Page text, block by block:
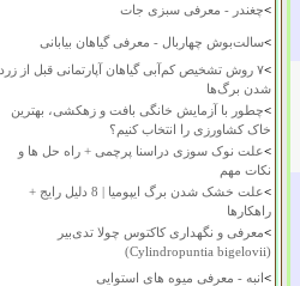
>چغندر - معرفی سبزی جات
>سالت‌بوش چهاربال - معرفی گیاهان بیابانی
>
۷ روش تشخیص کم‌آبی گیاهان آپارتمانی قبل از زرد
شدن برگ‌ها
>چطور با آزمایش خانگی بافت و زهکشی، بهترین
خاک کشاورزی را انتخاب کنیم؟
>علت نوک سوزی دراسنا پرچمی + راه حل ها و
نکات مهم
>
علت خشک شدن برگ ایپومیا | 8 دلیل رایج +
راهکارها
>معرفی و نگهداری کاکتوس چولا تدی‌بیر
(Cylindropuntia bigelovii)
>انبه - معرفی میوه های استوایی